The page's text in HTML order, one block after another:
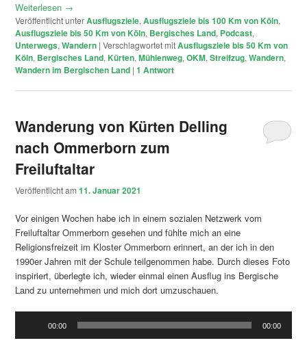
Weiterlesen →
Veröffentlicht unterAusflugsziele,Ausflugsziele bis 100 Km von Köln,
Ausflugsziele bis 50 Km von Köln, Bergisches Land, Podcast,
Unterwegs,Wandern |Verschlagwortet mitAusflugsziele bis 50 Km von
Köln, Bergisches Land,Kürten,Mühlenweg,OKM,Streifzug,Wandern,
Wandern im Bergischen Land |1 Antwort
Wanderung von Kürten Delling
nach Ommerborn zum
Freiluftaltar
Veröffentlicht am11. Januar 2021
Vor einigen Wochen habe ich in einem sozialen Netzwerk vom
Freiluftaltar Ommerborn gesehen und fühlte mich an eine
Religionsfreizeit im Kloster Ommerborn erinnert, an der ich in den
1990er Jahren mit der Schule teilgenommen habe. Durch dieses Foto
inspiriert, überlegte ich, wieder einmal einen Ausflug ins Bergische
Land zu unternehmen und mich dort umzuschauen.
00:00 00:00